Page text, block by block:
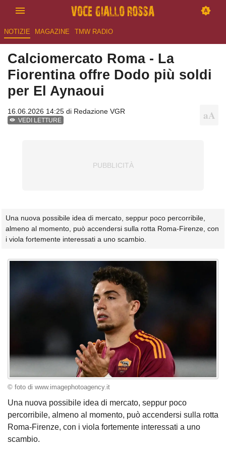
NOTIZIE MAGAZINE TMW RADIO
Calciomercato Roma - La
Fiorentina offre Dodo più soldi
per El Aynaoui
16.06.2026 14:25 di Redazione VGR
VEDI LETTURE
Una nuova possibile idea di mercato, seppur poco percorribile,
almeno al momento, può accendersi sulla rotta Roma-Firenze, con
i viola fortemente interessati a uno scambio.
© foto di www.imagephotoagency.it
Una nuova possibile idea di mercato, seppur poco
percorribile, almeno al momento, può accendersi sulla rotta
Roma-Firenze, con i viola fortemente interessati a uno
scambio.